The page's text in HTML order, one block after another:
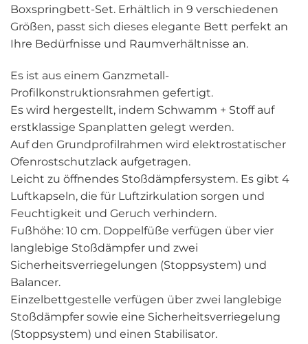
Boxspringbett-Set. Erhältlich in 9 verschiedenen
Größen, passt sich dieses elegante Bett perfekt an
Ihre Bedürfnisse und Raumverhältnisse an.
Es ist aus einem Ganzmetall-
Profilkonstruktionsrahmen gefertigt.
Es wird hergestellt, indem Schwamm + Stoff auf
erstklassige Spanplatten gelegt werden.
Auf den Grundprofilrahmen wird elektrostatischer
Ofenrostschutzlack aufgetragen.
Leicht zu öffnendes Stoßdämpfersystem. Es gibt 4
Luftkapseln, die für Luftzirkulation sorgen und
Feuchtigkeit und Geruch verhindern.
Fußhöhe: 10 cm. Doppelfüße verfügen über vier
langlebige Stoßdämpfer und zwei
Sicherheitsverriegelungen (Stoppsystem) und
Balancer.
Einzelbettgestelle verfügen über zwei langlebige
Stoßdämpfer sowie eine Sicherheitsverriegelung
(Stoppsystem) und einen Stabilisator.